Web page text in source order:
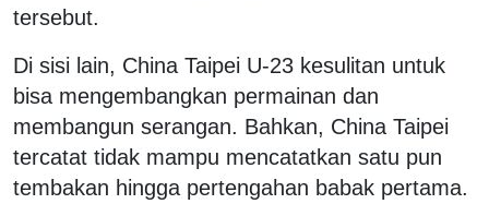
tersebut.
Di sisi lain, China Taipei U-23 kesulitan untuk
bisa mengembangkan permainan dan
membangun serangan. Bahkan, China Taipei
tercatat tidak mampu mencatatkan satu pun
tembakan hingga pertengahan babak pertama.